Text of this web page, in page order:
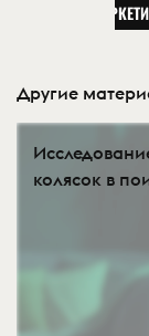
Другие
колясок в